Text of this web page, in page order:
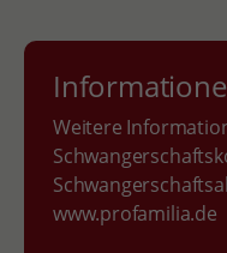
Weitere
www.profamilia.de